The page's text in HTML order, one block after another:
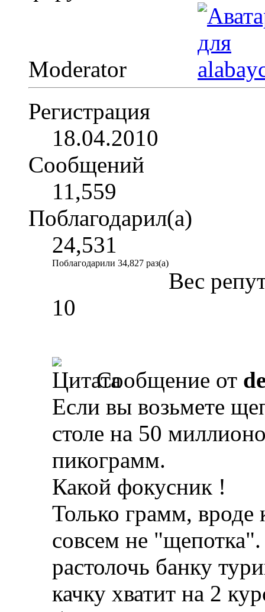
Moderator
Регистрация
18.04.2010
Сообщений
11,559
Поблагодарил(а)
24,531
Поблагодарили 34,827 раз(а)
Вес
10
Сообщение от
Если вы возьмете
столе на 50
пикограмм.
Какой фокусник !
Только грамм, вроде
совсем не
растолочь банку
качку хватит на 2